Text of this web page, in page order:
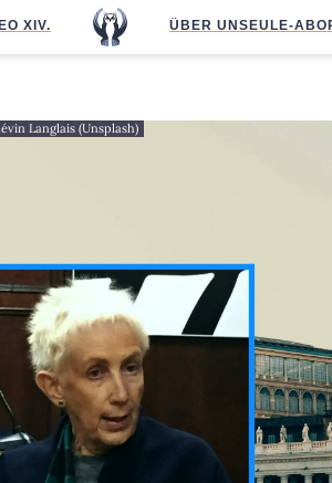
XIV. ÜBER UNS EULE-ABO
Langlais (Unsplash)